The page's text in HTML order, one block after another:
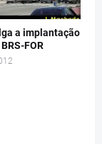
a implantação
FOR